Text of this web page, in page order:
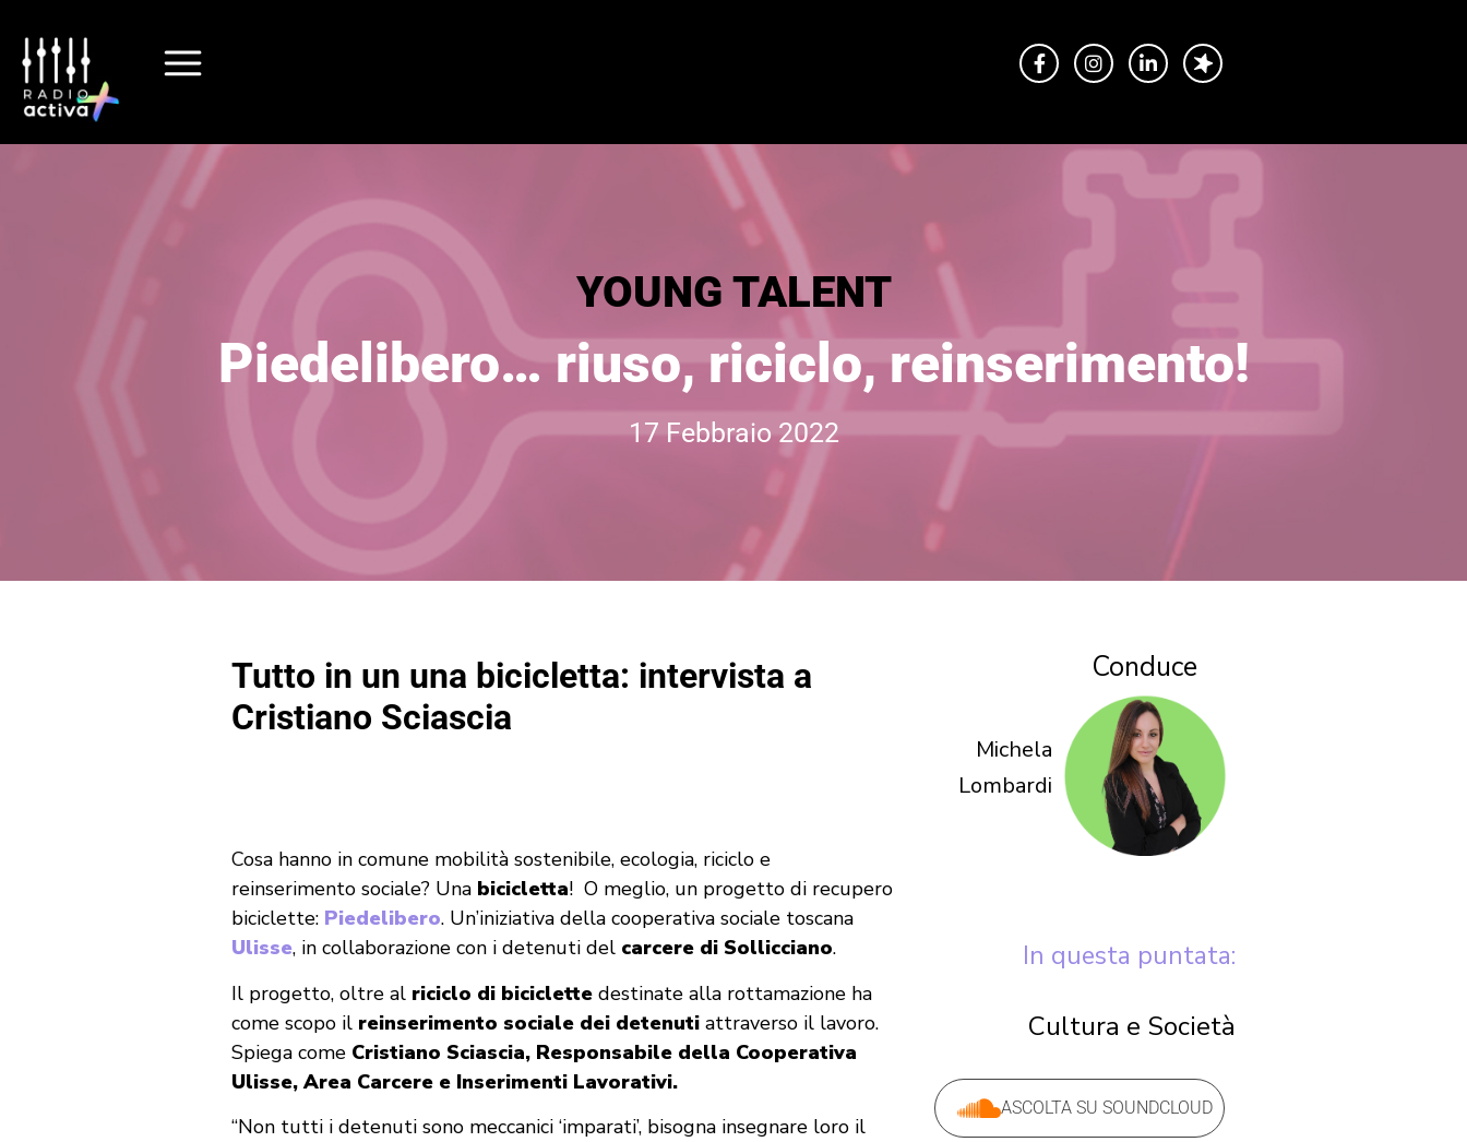
YOUNG TALENT
Piedelibero… riuso, riciclo, reinserimento!
17 Febbraio 2022
Tutto in un una bicicletta: intervista a
Cristiano Sciascia
Cosa hanno in comune mobilità sostenibile, ecologia, riciclo e
reinserimento sociale? Una bicicletta! O meglio, un progetto di recupero
biciclette: Piedelibero. Un’iniziativa della cooperativa sociale toscana
Ulisse, in collaborazione con i detenuti del carcere di Sollicciano.
Il progetto, oltre al riciclo di biciclettedestinate alla rottamazione ha
come scopo il reinserimento sociale dei detenutiattraverso il lavoro.
Spiega come Cristiano Sciascia, Responsabile della Cooperativa
Ulisse, Area Carcere e Inserimenti Lavorativi.
“Non tutti i detenuti sono meccanici ‘imparati’, bisogna insegnare loro il
Conduce
Michela
Lombardi
In questa puntata:
Cultura e Società
ASCOLTA SU SOUNDCLOUD